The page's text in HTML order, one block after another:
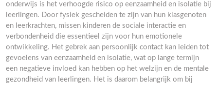
onderwijs is het verhoogde risico op eenzaamheid en isolatie bij
leerlingen. Door fysiek gescheiden te zijn van hun klasgenoten
en leerkrachten, missen kinderen de sociale interactie en
verbondenheid die essentieel zijn voor hun emotionele
ontwikkeling. Het gebrek aan persoonlijk contact kan leiden tot
gevoelens van eenzaamheid en isolatie, wat op lange termijn
een negatieve invloed kan hebben op het welzijn en de mentale
gezondheid van leerlingen. Het is daarom belangrijk om bij